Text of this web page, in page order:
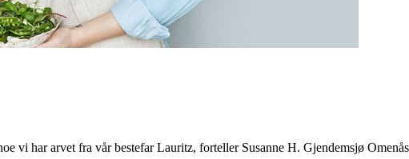
vi har arvet fra vår bestefar Lauritz, forteller Susanne H. Gjendemsjø